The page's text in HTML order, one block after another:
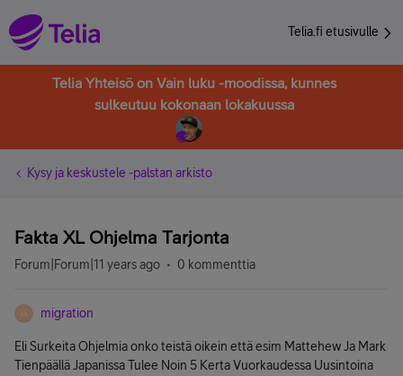
Telia.fi etusivulle
Telia Yhteisö on Vain luku -moodissa, kunnes
sulkeutuu kokonaan lokakuussa
Kysy ja keskustele -palstan arkisto
Fakta XL Ohjelma Tarjonta
Forum|Forum|11 years ago 0 kommenttia
M migration
Eli Surkeita Ohjelmia onko teistä oikein että esim Mattehew Ja Mark
Tienpäällä Japanissa Tulee Noin 5 Kerta Vuorkaudessa Uusintoina